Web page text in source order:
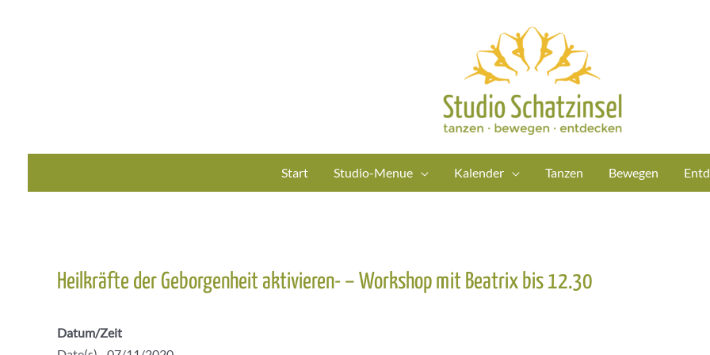
Start Studio-Menue Kalender Tanzen Bewegen
Heilkräfte der Geborgenheit aktivieren- – Workshop mit Beatrix bis 12.30
Datum/Zeit